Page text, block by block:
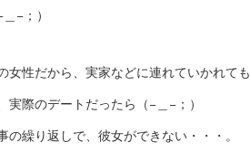
−；）
女性だから、実家などに連れていかれても
際のデートだったら（−＿−；）
繰り返しで、彼女ができない・・・。